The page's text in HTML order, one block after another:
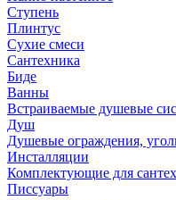
Ступень
Плинтус
Сухие смеси
Сантехника
Биде
Ванны
Встраиваемые душевые
Душ
Душевые ограждения,
Инсталляции
Комплектующие для
Писсуары